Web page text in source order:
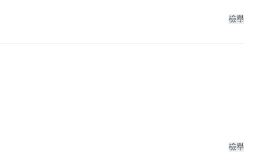
檢舉
檢舉